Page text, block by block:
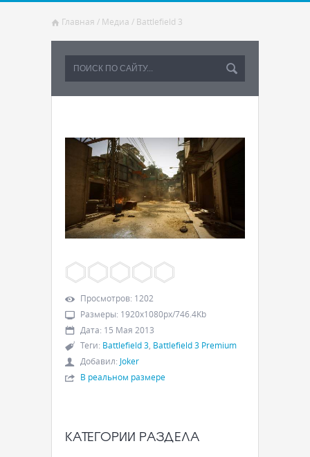
Главная / Медиа / Battlefield 3
Просмотров: 1202
Размеры: 1920x1080px/746.4Kb
Дата: 15 Мая 2013
Теги: Battlefield 3, Battlefield 3 Premium
Добавил: Joker
В реальном размере
КАТЕГОРИИ РАЗДЕЛА